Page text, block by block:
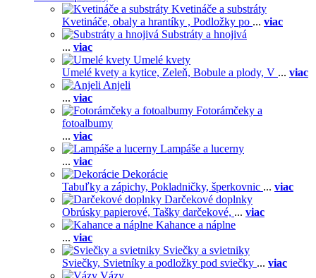
Kvetináče a substráty
Kvetináče, obaly a hrantíky , Podložky po ... viac
Substráty a hnojivá
... viac
Umelé kvety
Umelé kvety a kytice, Zeleň, Bobule a plody, V ... viac
Anjeli
... viac
Fotorámčeky a
fotoalbumy
... viac
Lampáše a lucerny
... viac
Dekorácie
Tabuľky a zápichy, Pokladničky, šperkovnic ... viac
Darčekové doplnky
Obrúsky papierové, Tašky darčekové, ... viac
Kahance a náplne
... viac
Sviečky a svietniky
Sviečky, Svietníky a podložky pod sviečky ... viac
Vázy